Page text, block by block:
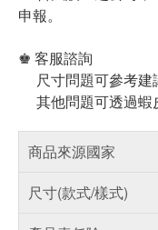
申報。
♚ 客服諮詢
尺寸問題可參考建
其他問題可透過蝦
商品來源國家
尺寸(款式/樣式)